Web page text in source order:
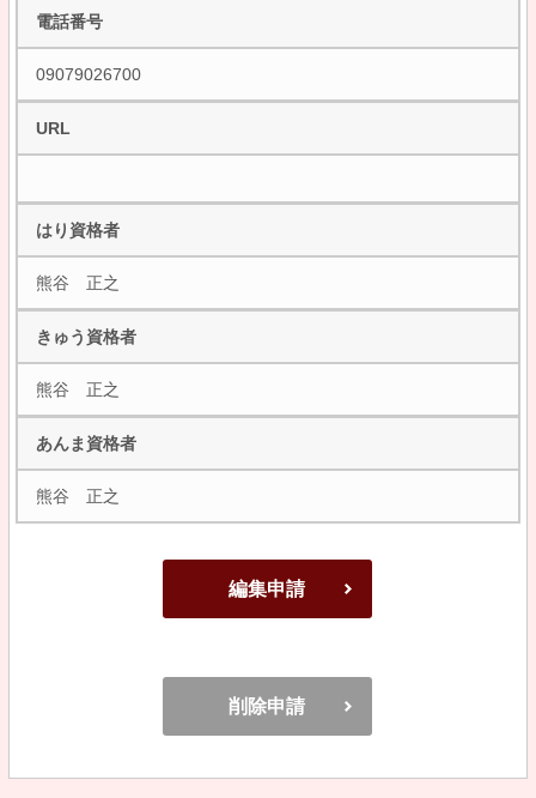
電話番号
09079026700
URL
はり資格者
熊谷 正之
きゅう資格者
熊谷 正之
あんま資格者
熊谷 正之
編集申請
削除申請